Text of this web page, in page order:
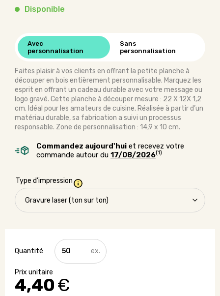
Disponible
Avec
personnalisation
Sans
personnalisation
Faites plaisir à vos clients en offrant la petite planche à
découper en bois entièrement personnalisable. Marquez les
esprit en offrant un cadeau durable avec votre message ou
logo gravé. Cette planche à découper mesure : 22 X 12X 1,2
cm. Idéal pour les amateurs de cuisine. Réalisée à partir d’un
matériau durable, sa fabrication a suivi un processus
responsable. Zone de personnalisation : 14,9 x 10 cm.
Commandez aujourd'hui et recevez votre
commande autour du 17/08/2026(1)
Type d'impression
4,40€
quantité
de
Petite
découper